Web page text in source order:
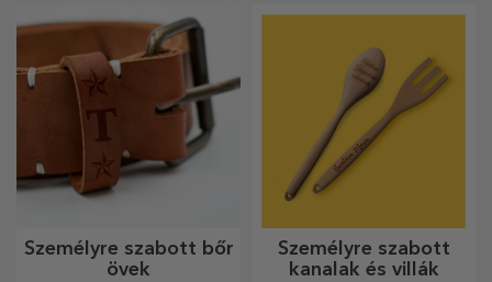
Személyre szabott bőr
övek
Személyre szabott
kanalak és villák